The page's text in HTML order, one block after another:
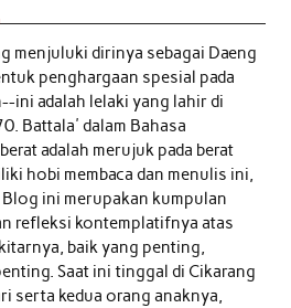
menjuluki dirinya sebagai Daeng
penghargaan spesial pada
ini adalah lelaki yang lahir di
Battala' dalam Bahasa
adalah merujuk pada berat
hobi membaca dan menulis ini,
ini merupakan kumpulan
refleksi kontemplatifnya atas
baik yang penting,
Saat ini tinggal di Cikarang
serta kedua orang anaknya,